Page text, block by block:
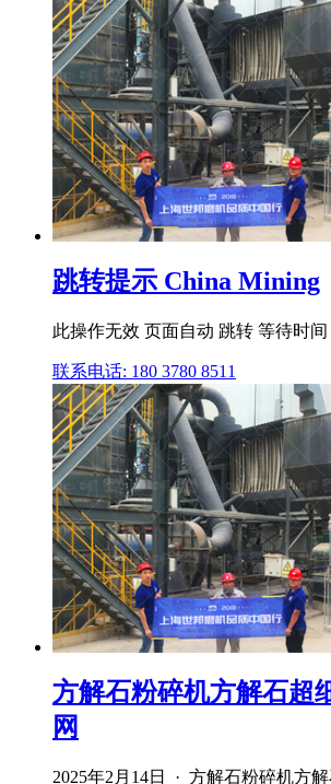
跳转提示 China Mining
此操作无效 页面自动 跳转 等待时间
联系电话: 180 3780 8511
方解石粉碎机方解石超
网
2025年2月14日 · 方解石粉碎机方